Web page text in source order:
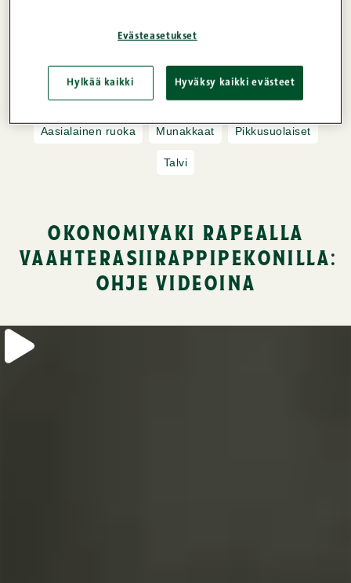
monipuolisuudellaan!
Maidoton, Pekoni
Aasialainen ruoka Munakkaat Pikkusuolaiset
Talvi
okonomiyaki rapealla
vaahterasiirappipekonilla:
ohje videoina
Evästeasetukset
Hylkää kaikki Hyväksy kaikki evästeet